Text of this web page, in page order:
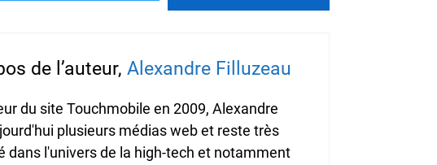
de l’auteur, Alexandre Filluzeau
du site Touchmobile en 2009, Alexandre
plusieurs médias web et reste très
dans l'univers de la high-tech et notamment